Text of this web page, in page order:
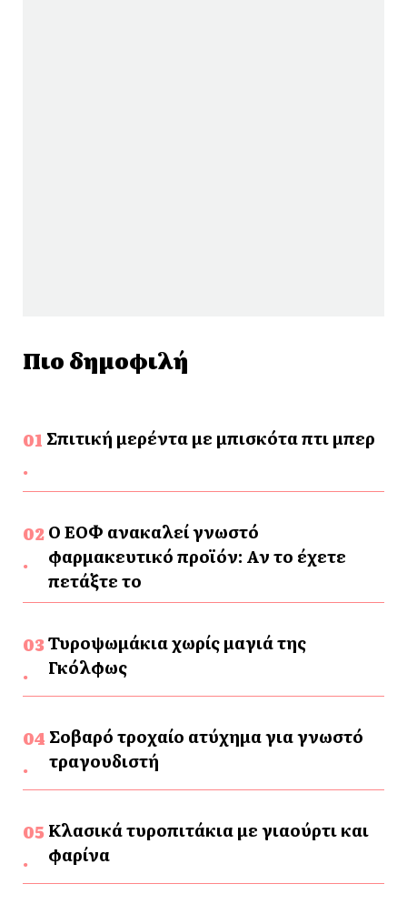
Πιο δημοφιλή
Σπιτική μερέντα με μπισκότα πτι μπερ
Ο ΕΟΦ ανακαλεί γνωστό
φαρμακευτικό προϊόν: Αν το έχετε
πετάξτε το
Τυροψωμάκια χωρίς μαγιά της
Γκόλφως
Σοβαρό τροχαίο ατύχημα για γνωστό
τραγουδιστή
Κλασικά τυροπιτάκια με γιαούρτι και
φαρίνα